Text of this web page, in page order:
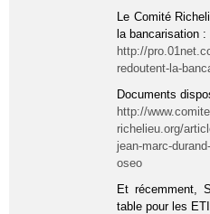
Le Comité
la bancarisation :
http://
redoutent-la-
Documents
http://
richelieu.org/
jean-marc-
oseo
Et récemment,
table pour les